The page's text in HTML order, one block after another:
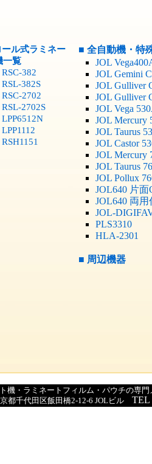
ル式ラミネー
一覧
RSC-382
RSL-382S
RSC-2702
RSL-2702S
LPP6512N
LPP1112
RSH1151
■ 全自動機・特
JOL
JOL Gemini
JOL Gulliver
JOL Gulliver
JOL Vega
JOL Mercury
JOL Taurus
JOL Castor
JOL Mercury
JOL Taurus
JOL Pollux
JOL640 片面
JOL640 両用
JOL-
PLS3310
HLA-2301
■ 周辺機器
機・ラミネートフィルム・パウチの専
都千代田区飯田橋2-12-6 JOLビル TEL